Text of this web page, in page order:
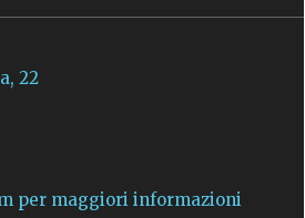
22
per maggiori informazioni